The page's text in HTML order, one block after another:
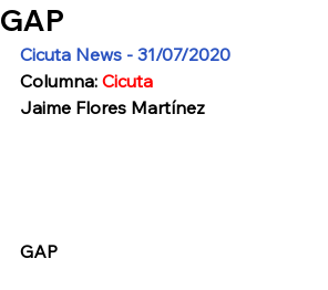
GAP
Cicuta News - 31/07/2020
Columna: Cicuta
Jaime Flores Martínez
GAP